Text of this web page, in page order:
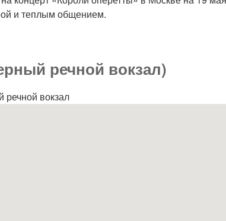
и теплым общением.
речной вокзал)
вокзал